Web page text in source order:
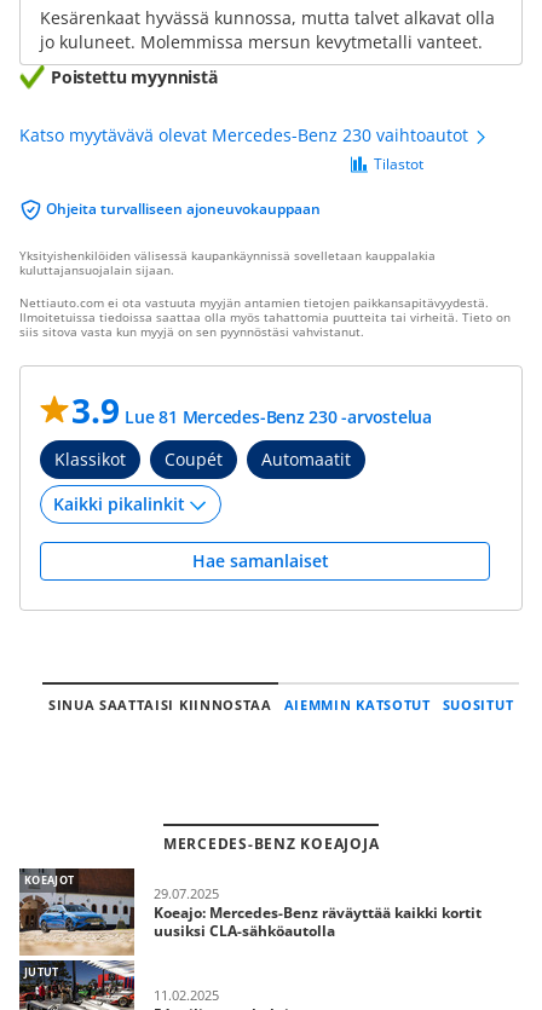
Kesärenkaat hyvässä kunnossa, mutta talvet alkavat olla
jo kuluneet. Molemmissa mersun kevytmetalli vanteet.
Poistettu myynnistä
Katso myytävävä olevat Mercedes-Benz 230 vaihtoautot
Ohjeita turvalliseen ajoneuvokauppaan
Tilastot
Yksityishenkilöiden välisessä kaupankäynnissä sovelletaan kauppalakia
kuluttajansuojalain sijaan.
Nettiauto.com ei ota vastuuta myyjän antamien tietojen paikkansapitävyydestä.
Ilmoitetuissa tiedoissa saattaa olla myös tahattomia puutteita tai virheitä. Tieto on
siis sitova vasta kun myyjä on sen pyynnöstäsi vahvistanut.
3.9 Lue 81 Mercedes-Benz 230 -arvostelua
Klassikot
Coupét Automaatit
Hae samanlaiset
SINUA SAATTAISI KIINNOSTAA AIEMMIN KATSOTUT SUOSITUT
MERCEDES-BENZ KOEAJOJA
KOEAJOT
29.07.2025
Koeajo: Mercedes-Benz räväyttää kaikki kortit
uusiksi CLA-sähköautolla
JUTUT
11.02.2025